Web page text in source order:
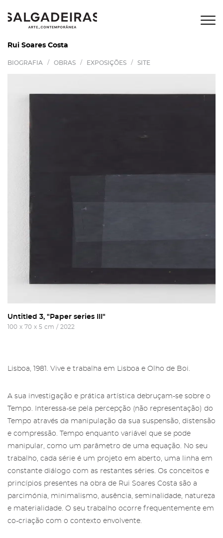
Rui Soares Costa
BIOGRAFIA / OBRAS / EXPOSIÇÕES / SITE
Untitled 3, "Paper series III"
100 x 70 x 5 cm / 2022
Lisboa, 1981. Vive e trabalha em Lisboa e Olho de Boi.
A sua investigação e prática artística debruçam-se sobre o
Tempo. Interessa-se pela percepção (não representação) do
Tempo através da manipulação da sua suspensão, distensão
e compressão. Tempo enquanto variável que se pode
manipular, como um parâmetro de uma equação. No seu
trabalho, cada série é um projeto em aberto, uma linha em
constante diálogo com as restantes séries. Os conceitos e
princípios presentes na obra de Rui Soares Costa são a
parcimónia, minimalismo, ausência, seminalidade, natureza
e materialidade. O seu trabalho ocorre frequentemente em
co-criação com o contexto envolvente.